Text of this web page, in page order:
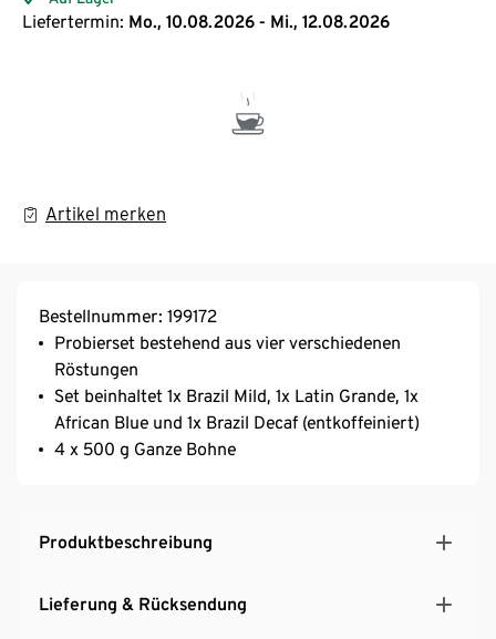
Liefertermin: Mo., 10.08.2026 - Mi., 12.08.2026
Artikel merken
Bestellnummer: 199172
Probierset bestehend aus vier verschiedenen
Röstungen
Set beinhaltet 1x Brazil Mild, 1x Latin Grande, 1x
African Blue und 1x Brazil Decaf (entkoffeiniert)
4 x 500 g Ganze Bohne
Produktbeschreibung
Lieferung & Rücksendung